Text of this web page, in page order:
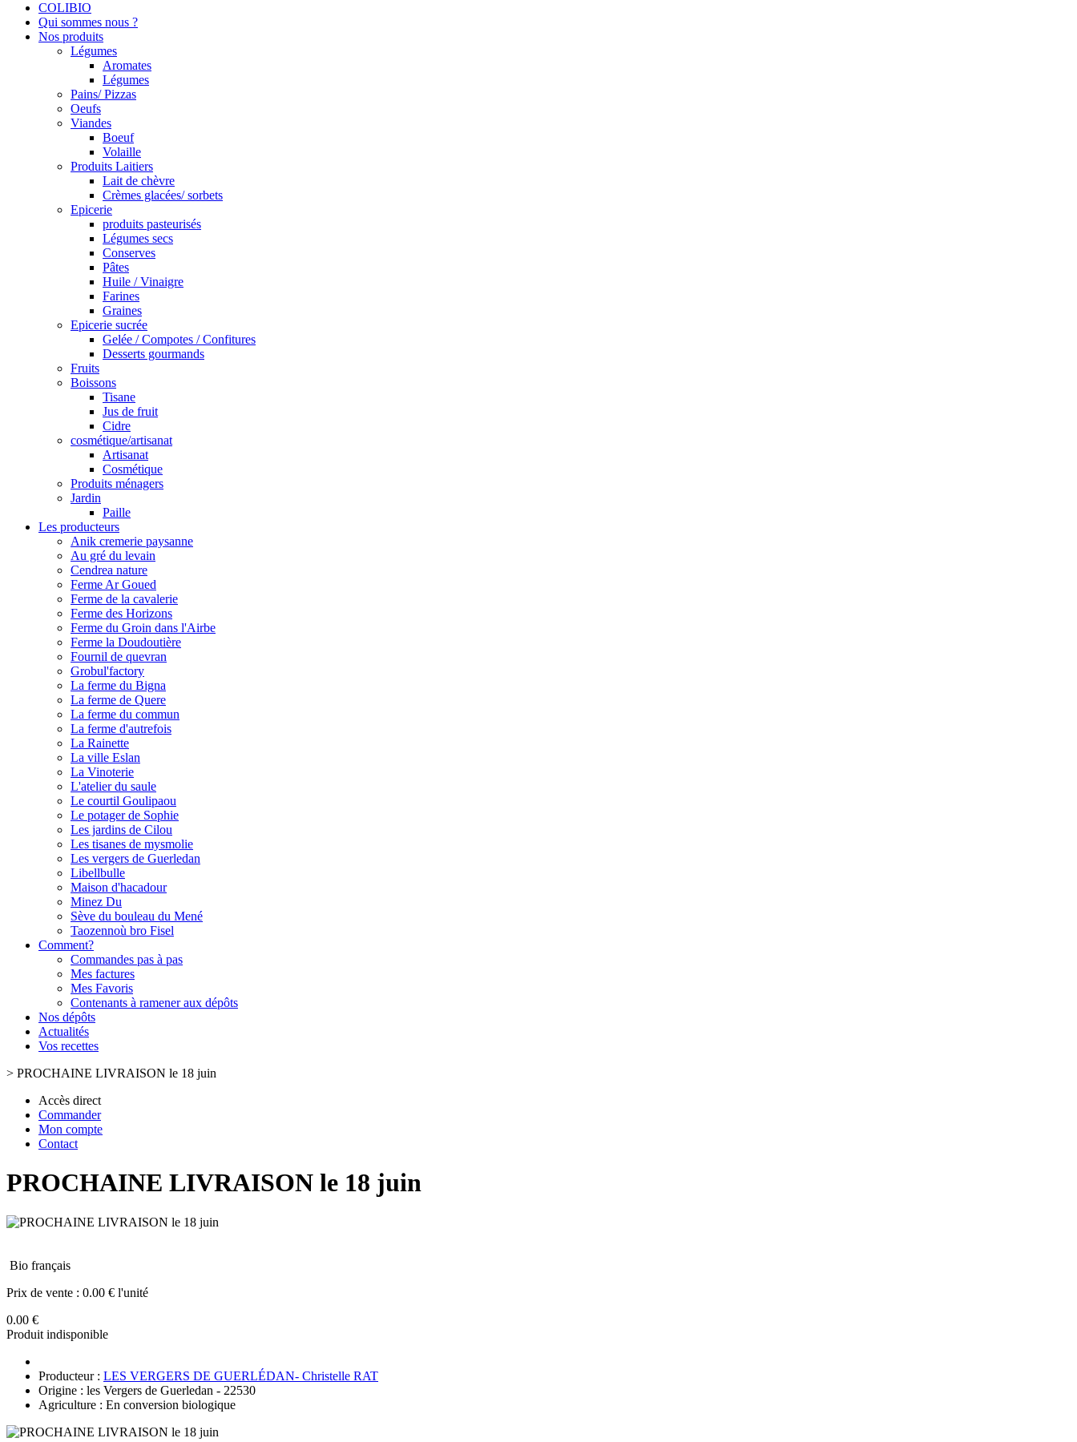
COLIBIO
Qui sommes nous ?
Nos produits
Légumes
Aromates
Légumes
Pains/ Pizzas
Oeufs
Viandes
Boeuf
Volaille
Produits Laitiers
Lait de chèvre
Crèmes glacées/ sorbets
Epicerie
produits pasteurisés
Légumes secs
Conserves
Pâtes
Huile / Vinaigre
Farines
Graines
Epicerie sucrée
Gelée / Compotes / Confitures
Desserts gourmands
Fruits
Boissons
Tisane
Jus de fruit
Cidre
cosmétique/artisanat
Artisanat
Cosmétique
Produits ménagers
Jardin
Paille
Les producteurs
Anik cremerie paysanne
Au gré du levain
Cendrea nature
Ferme Ar Goued
Ferme de la cavalerie
Ferme des Horizons
Ferme du Groin dans l'Airbe
Ferme la Doudoutière
Fournil de quevran
Grobul'factory
La ferme du Bigna
La ferme de Quere
La ferme du commun
La ferme d'autrefois
La Rainette
La ville Eslan
La Vinoterie
L'atelier du saule
Le courtil Goulipaou
Le potager de Sophie
Les jardins de Cilou
Les tisanes de mysmolie
Les vergers de Guerledan
Libellbulle
Maison d'hacadour
Minez Du
Sève du bouleau du Mené
Taozennoù bro Fisel
Comment?
Commandes pas à pas
Mes factures
Mes Favoris
Contenants à ramener aux dépôts
Nos dépôts
Actualités
Vos recettes
> PROCHAINE LIVRAISON le 18 juin
Accès direct
Commander
Mon compte
Contact
PROCHAINE LIVRAISON le 18 juin
Bio français
Prix de vente : 0.00 € l'unité
0.00 €
Produit indisponible
Producteur : LES VERGERS DE GUERLÉDAN- Christelle RAT
Origine : les Vergers de Guerledan - 22530
Agriculture : En conversion biologique